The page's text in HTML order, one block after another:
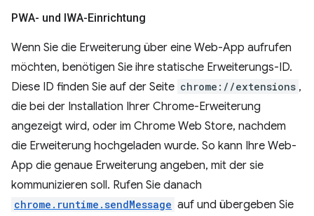
PWA- und IWA-Einrichtung
Wenn Sie die Erweiterung über eine Web-App aufrufen
möchten, benötigen Sie ihre statische Erweiterungs-ID.
Diese ID finden Sie auf der Seite chrome://extensions ,
die bei der Installation Ihrer Chrome-Erweiterung
angezeigt wird, oder im Chrome Web Store, nachdem
die Erweiterung hochgeladen wurde. So kann Ihre Web-
App die genaue Erweiterung angeben, mit der sie
kommunizieren soll. Rufen Sie danach
chrome.runtime.sendMessage ⁠⁠ auf und übergeben Sie